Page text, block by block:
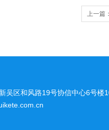
上一篇：
吴区和风路19号协信中心6号楼